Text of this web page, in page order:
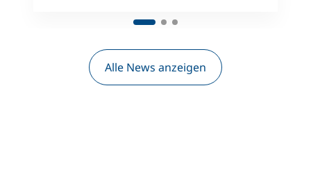
Alle News anzeigen